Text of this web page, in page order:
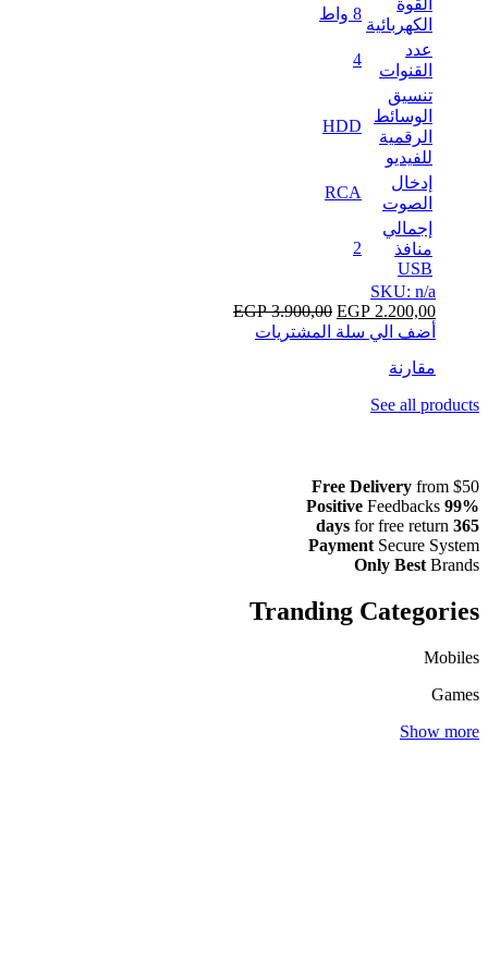
الكهربائية
8 واط
عدد
القنوات
4
تنسيق
الوسائط
الرقمية
للفيديو
HDD
إدخال
الصوت
RCA
إجمالي
منافذ
USB
2
SKU: n/a
EGP 2.200,00
EGP3.900,00
أضف الي سلة المشتريات
مقارنة
See all products
Free Delivery from $50
99% Positive
Feedbacks
365 days
for free return
Payment Secure System
Only Best Brands
Tranding Categories
Mobiles
Games
Show more